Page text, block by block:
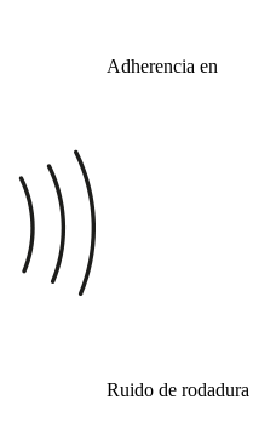
Adherencia en
Ruido de rodadura